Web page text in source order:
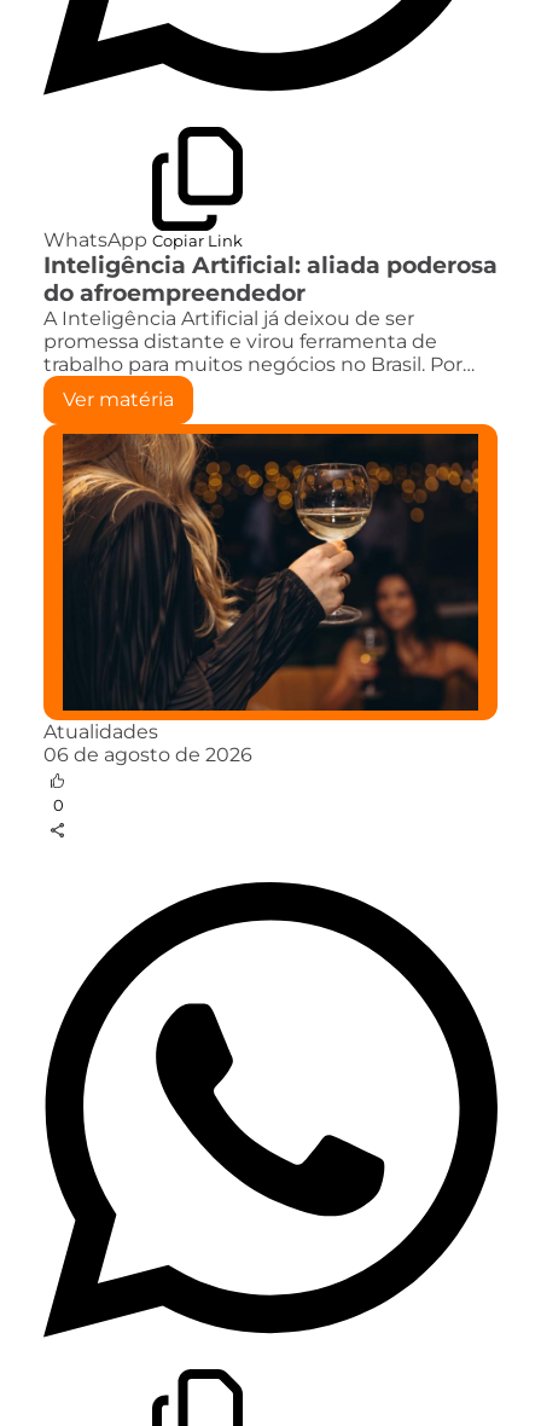
WhatsApp Copiar Link
Inteligência Artificial: aliada poderosa
do afroempreendedor
A Inteligência Artificial já deixou de ser
promessa distante e virou ferramenta de
trabalho para muitos negócios no Brasil. Por…
Ver matéria
Atualidades
06 de agosto de 2026
0